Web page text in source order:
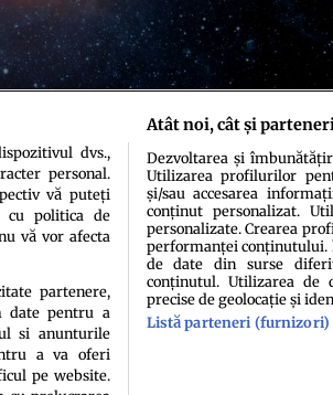
Politica de cookiesTermeni şi condiţii
dvs.,
personal.
vă puteți
cu politica de
vă vor afecta
partenere,
date pentru a
si anunturile
a va oferi
pe website.
Atât noi, cât și
Dezvoltarea și
Utilizarea profilurilor
și/sau accesarea
conținut personalizat.
personalizate. Crearea
performanței conținutului.
de date din surse
conținutul. Utilizarea de
precise de geolocație și
Listă parteneri (furnizori)